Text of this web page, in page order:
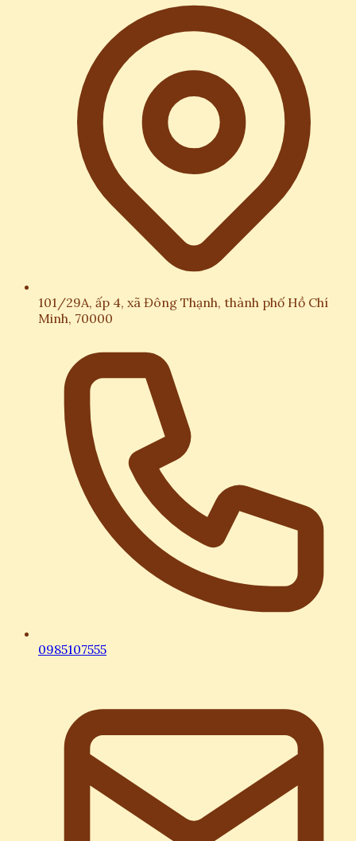
101/29A, ấp 4, xã Đông Thạnh, thành phố Hồ Chí
Minh, 70000
0985107555